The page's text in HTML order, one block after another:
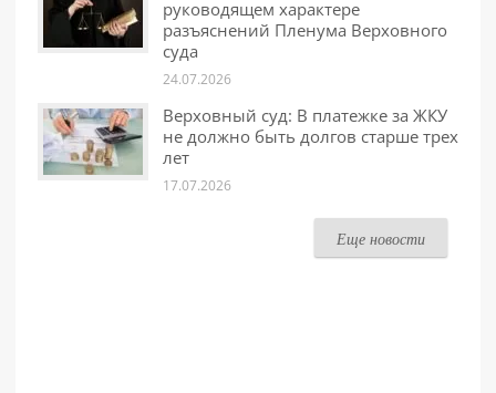
руководящем характере
разъяснений Пленума Верховного
суда
24.07.2026
Верховный суд: В платежке за ЖКУ
не должно быть долгов старше трех
лет
17.07.2026
Еще новости